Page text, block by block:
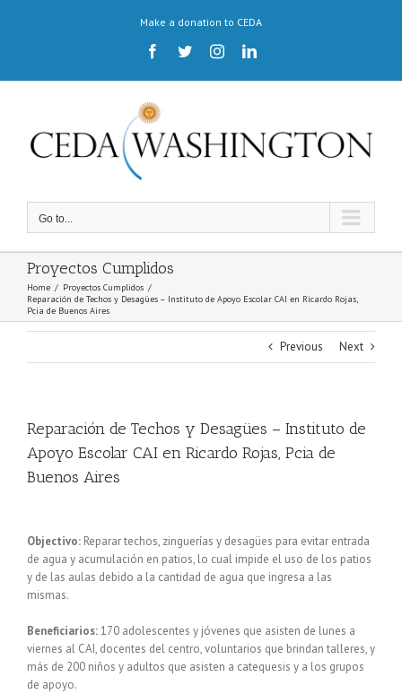
Make a donation to CEDA
Facebook
TwitterInstagramLinkedIn
Go to...
Proyectos Cumplidos
Home / Proyectos Cumplidos /
Reparación de Techos y Desagües – Instituto de Apoyo Escolar CAI en Ricardo Rojas,
Pcia de Buenos Aires
Previous Next
Reparación de Techos y Desagües – Instituto de
Apoyo Escolar CAI en Ricardo Rojas, Pcia de
Buenos Aires
Objectivo: Reparar techos, zinguerías y desagües para evitar entrada
de agua y acumulación en patios, lo cual impide el uso de los patios
y de las aulas debido a la cantidad de agua que ingresa a las
mismas.
Beneficiarios:170 adolescentes y jóvenes que asisten de lunes a
viernes al CAI, docentes del centro, voluntarios que brindan talleres, y
más de 200 niños y adultos que asisten a catequesis y a los grupos
de apoyo.